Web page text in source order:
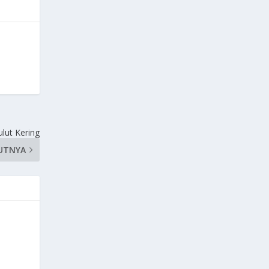
Kering